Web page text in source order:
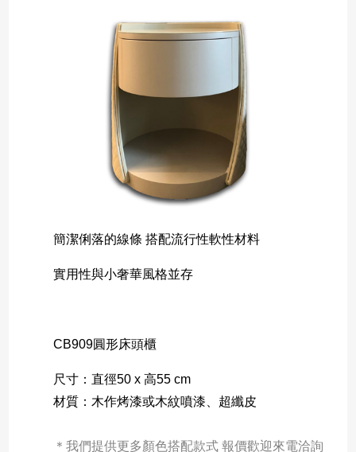
簡潔俐落的線條 搭配流行性軟性材料
實用性與小奢華風格並存
CB909圓形床頭櫃
尺寸：直徑50 x 高55 cm
材質：木作烤漆或木紋噴漆、超纖皮
＊我們提供更多顏色搭配款式 報價歡迎來電洽詢